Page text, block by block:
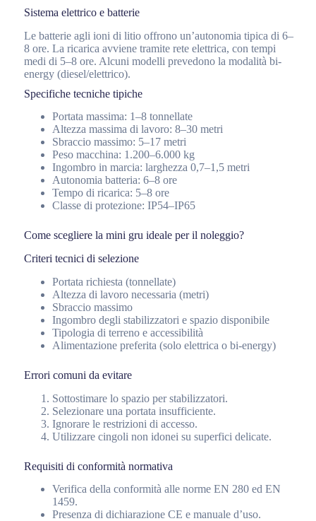
Sistema elettrico e batterie
Le batterie agli ioni di litio offrono un’autonomia tipica di 6–
8 ore. La ricarica avviene tramite rete elettrica, con tempi
medi di 5–8 ore. Alcuni modelli prevedono la modalità bi-
energy (diesel/elettrico).
Specifiche tecniche tipiche
Portata massima: 1–8 tonnellate
Altezza massima di lavoro: 8–30 metri
Sbraccio massimo: 5–17 metri
Peso macchina: 1.200–6.000 kg
Ingombro in marcia: larghezza 0,7–1,5 metri
Autonomia batteria: 6–8 ore
Tempo di ricarica: 5–8 ore
Classe di protezione: IP54–IP65
Come scegliere la mini gru ideale per il noleggio?
Criteri tecnici di selezione
Portata richiesta (tonnellate)
Altezza di lavoro necessaria (metri)
Sbraccio massimo
Ingombro degli stabilizzatori e spazio disponibile
Tipologia di terreno e accessibilità
Alimentazione preferita (solo elettrica o bi-energy)
Errori comuni da evitare
Sottostimare lo spazio per stabilizzatori.
Selezionare una portata insufficiente.
Ignorare le restrizioni di accesso.
Utilizzare cingoli non idonei su superfici delicate.
Requisiti di conformità normativa
Verifica della conformità alle norme EN 280 ed EN
1459.
Presenza di dichiarazione CE e manuale d’uso.